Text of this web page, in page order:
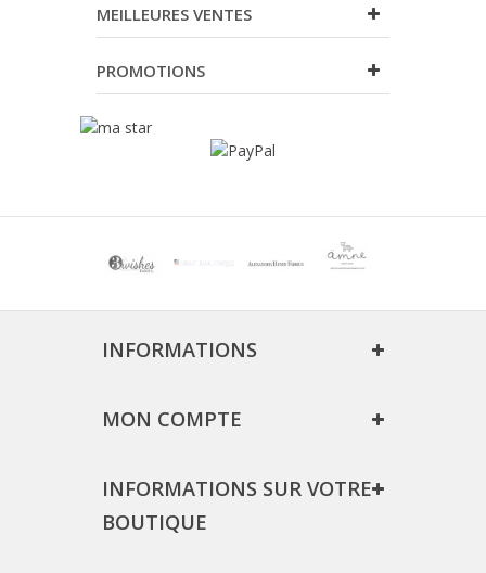
MEILLEURES VENTES
PROMOTIONS
INFORMATIONS
MON COMPTE
INFORMATIONS SUR VOTRE
BOUTIQUE